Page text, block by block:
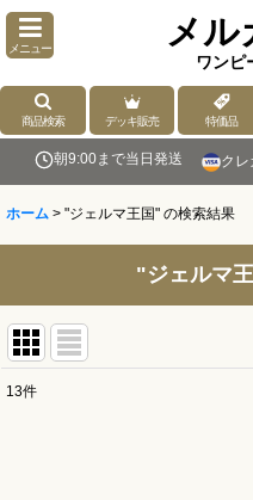
メニュー メル
ワンピ
商品検索 デッキ販売 特価品
朝9:00まで当日発送 クレ
ホーム > "ジェルマ王国" の検索結果
"ジェルマ
13件